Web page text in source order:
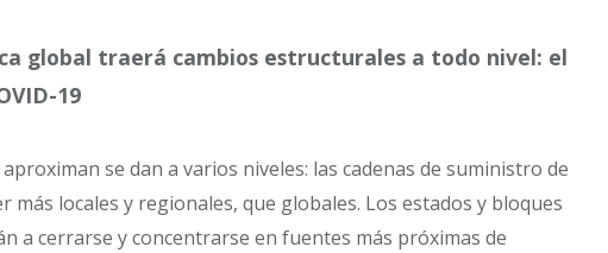
global traerá cambios estructurales a todo nivel: el
19
se dan a varios niveles: las cadenas de suministro de
más locales y regionales, que globales. Los estados y bloques
a cerrarse y concentrarse en fuentes más próximas de